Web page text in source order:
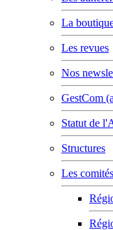
La
Les revues
Nos
GestCom
Statut de
Structures
Les comités